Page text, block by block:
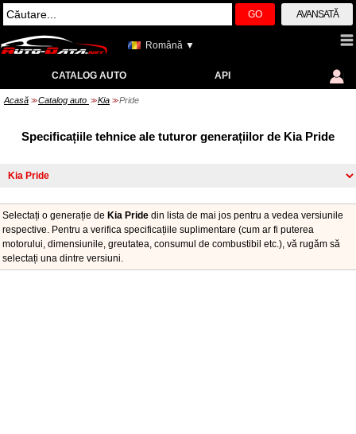
GO AVANSATĂ
Română ▼
CATALOG AUTO API
Acasă >> Catalog auto >> Kia >> Pride
Specificațiile tehnice ale tuturor generațiilor de Kia Pride
Selectați o generație de Kia Pride din lista de mai jos pentru a vedea versiunile
respective. Pentru a verifica specificațiile suplimentare (cum ar fi puterea
motorului, dimensiunile, greutatea, consumul de combustibil etc.), vă rugăm să
selectați una dintre versiuni.